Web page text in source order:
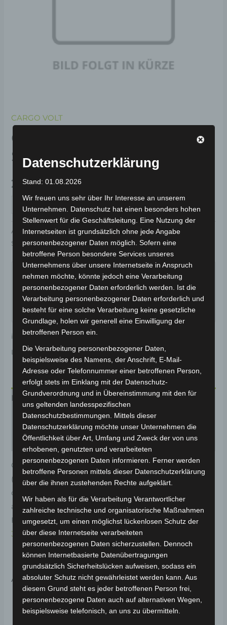
CARGO VOLT
CARGO VOLT
STEUERGERÄT 3000W
259,00€ *
IN DEN WARENKORB
Artikelnummer: BP150-024 Kategorie:CARGO VOLT
Schlagwort:Elektrik & Beleuchtung
Garantiert sicherer Checkout
inkl. 19 % MwSt. Kostenloser Versand
Lieferzeit:Versandfertig innerhalb 24 Stunden*
Beschreibung
Produktsicherheit
Rezensionen (0)
Original-Ersatzteil für das E-Lastendreirad Cargo Volt
(Modell: BP150, Hersteller: Saige). Das Steuergerät für
den 3000W Motor optimiert die Leistung für
anspruchsvolle Fahrten. Weitere Informationen zum
Fahrzeug findest du hier:E-Lastendreirad Cargo Volt
3.0kW.
Ähnliche Produkte
Datenschutzerklärung
Stand: 01.08.2026
Wir freuen uns sehr über Ihr Interesse an unserem
Unternehmen. Datenschutz hat einen besonders hohen
Stellenwert für die Geschäftsleitung. Eine Nutzung der
Internetseiten ist grundsätzlich ohne jede Angabe
personenbezogener Daten möglich. Sofern eine
betroffene Person besondere Services unseres
Unternehmens über unsere Internetseite in Anspruch
nehmen möchte, könnte jedoch eine Verarbeitung
personenbezogener Daten erforderlich werden. Ist die
Verarbeitung personenbezogener Daten erforderlich und
besteht für eine solche Verarbeitung keine gesetzliche
Grundlage, holen wir generell eine Einwilligung der
betroffenen Person ein.
Die Verarbeitung personenbezogener Daten,
beispielsweise des Namens, der Anschrift, E-Mail-
Adresse oder Telefonnummer einer betroffenen Person,
erfolgt stets im Einklang mit der Datenschutz-
Grundverordnung und in Übereinstimmung mit den für
uns geltenden landesspezifischen
Datenschutzbestimmungen. Mittels dieser
Datenschutzerklärung möchte unser Unternehmen die
Öffentlichkeit über Art, Umfang und Zweck der von uns
erhobenen, genutzten und verarbeiteten
personenbezogenen Daten informieren. Ferner werden
betroffene Personen mittels dieser Datenschutzerklärung
über die ihnen zustehenden Rechte aufgeklärt.
Wir haben als für die Verarbeitung Verantwortlicher
zahlreiche technische und organisatorische Maßnahmen
umgesetzt, um einen möglichst lückenlosen Schutz der
über diese Internetseite verarbeiteten
personenbezogenen Daten sicherzustellen. Dennoch
können Internetbasierte Datenübertragungen
grundsätzlich Sicherheitslücken aufweisen, sodass ein
absoluter Schutz nicht gewährleistet werden kann. Aus
diesem Grund steht es jeder betroffenen Person frei,
personenbezogene Daten auch auf alternativen Wegen,
beispielsweise telefonisch, an uns zu übermitteln.